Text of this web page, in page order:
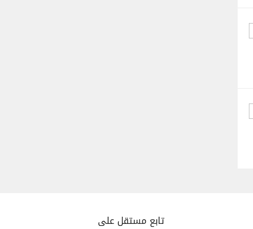
تابع مستقل على